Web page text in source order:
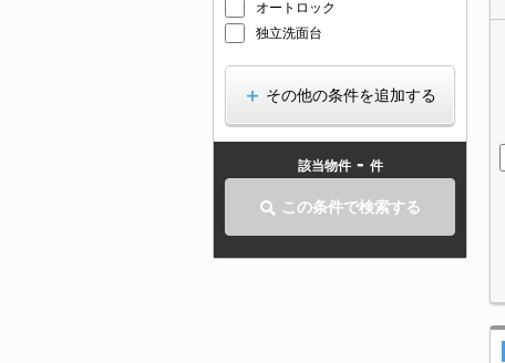
オートロック
独立洗面台
その他の条件を追加する
該当物件 - 件
この条件で検索する